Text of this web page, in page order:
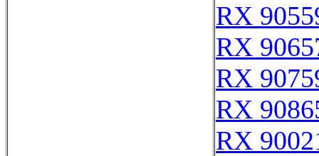
RX
RX
RX
RX
RX